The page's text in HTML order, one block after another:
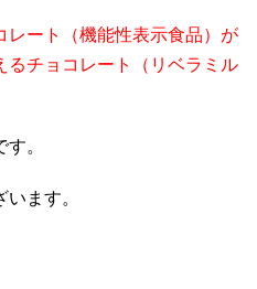
レート（機能性表示食品）が
るチョコレート（リベラミル
。
ます。